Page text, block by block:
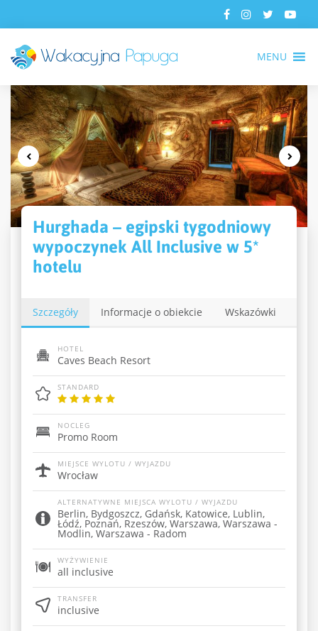
MENU
Hurghada – egipski tygodniowy
wypoczynek All Inclusive w 5*
hotelu
Szczegóły Informacje o obiekcie Wskazówki
HOTEL
Caves Beach Resort
STANDARD
NOCLEG
Promo Room
MIEJSCE WYLOTU / WYJAZDU
Wrocław
ALTERNATYWNE MIEJSCA WYLOTU / WYJAZDU
Berlin, Bydgoszcz, Gdańsk, Katowice, Lublin,
Łódź, Poznań, Rzeszów, Warszawa, Warszawa -
Modlin, Warszawa - Radom
WYŻYWIENIE
all inclusive
TRANSFER
inclusive